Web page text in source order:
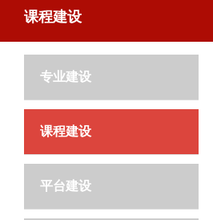
课程建设
专业建设
课程建设
平台建设